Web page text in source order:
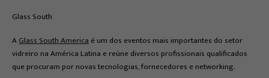
Glass South
AGlass South Americaé um dos eventos mais importantes do setor
vidreiro na América Latina e reúne diversos profissionais qualificados
que procuram por novas tecnologias, fornecedores e networking.